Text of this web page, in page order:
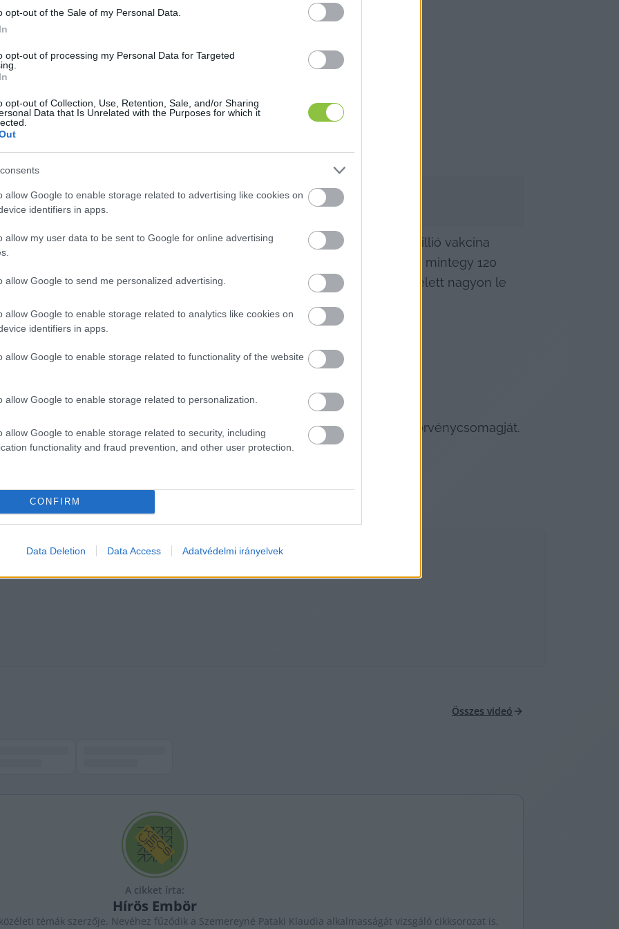
opt-out of the Sale of my Personal Data.
opt-out of processing my Personal Data for Targeted
opt-out of Collection, Use, Retention, Sale, and/or Sharing
Data that Is Unrelated with the Purposes for which it
allow Google to enable storage related to advertising like cookies on
identifiers in apps.
allow my user data to be sent to Google for online advertising
allow Google to send me personalized advertising.
allow Google to enable storage related to analytics like cookies on
identifiers in apps.
allow Google to enable storage related to functionality of the website
allow Google to enable storage related to personalization.
allow Google to enable storage related to security, including
functionality and fraud prevention, and other user protection.
CONFIRM
Data Deletion Data Access Adatvédelmi irányelvek
határidővel véget ér,
ig biztosan fenntartják.
közös európai uniós vakcinabeszerzésben,
kellő tartalékot halmozott fel, illetve rendelt meg, 2022 év végéig 10 millió vakcina
brüsszeli beszerzés során csak 19 millió Pfizer-vakcinát lehetne venni, mintegy 120
veszünk részt”, tette hozzá a miniszter. Az oltási program 5 millió felett nagyon le
szólnak arról, hogy eléri majd hatmilliót.
hogy
fogja bejelenteni az újabb lazításokat,
elnöksége tárgyalta Kocsis Máté frakcióvezető pedofilellenes törvénycsomagját.
a javaslatot.
5 milliót, a lazításokról a fertőzési adatok alapján döntenek majd.
Összes videó
A cikket írta:
Hírös Embör
témák szerzője. Nevéhez fűződik a Szemereyné Pataki Klaudia alkalmasságát vizsgáló cikksorozat is,